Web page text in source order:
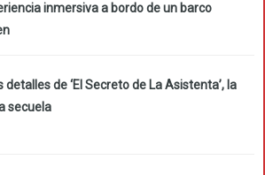
inmersiva a bordo de un barco
detalles de ‘El Secreto de La Asistenta’, la
secuela